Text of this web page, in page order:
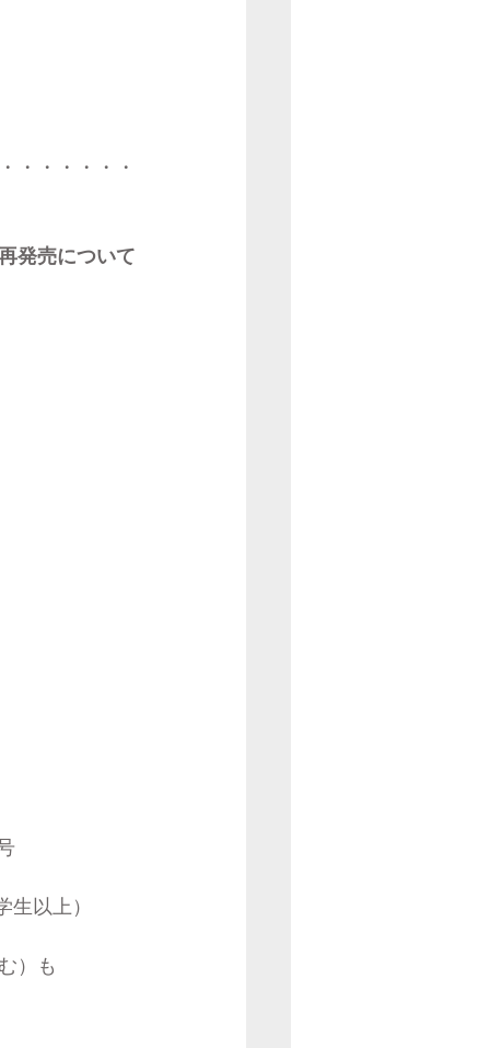
・・・・・・
発売について
以上）
）も